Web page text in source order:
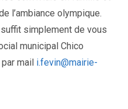
l’ambiance olympique.
simplement de vous
municipal Chico
mail i.fevin@mairie-